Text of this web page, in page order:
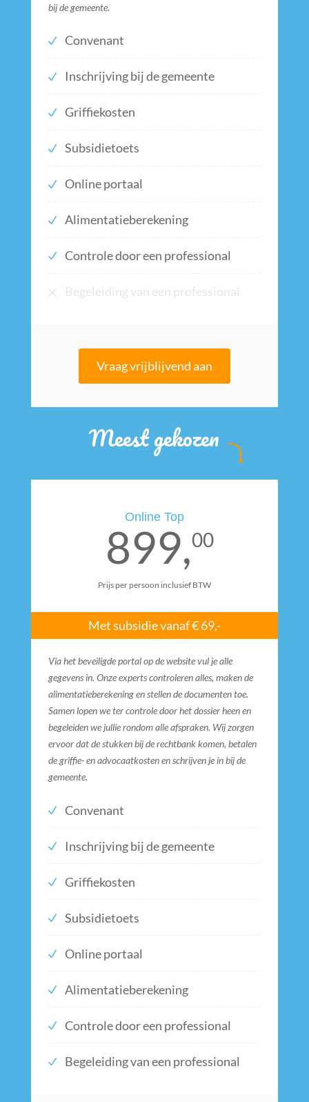
bij de gemeente.
Convenant
Inschrijving bij de gemeente
Griffiekosten
Subsidietoets
Online portaal
Alimentatieberekening
Controle door een professional
Begeleiding van een professional
Vraag vrijblijvend aan
Meest gekozen
Online Top
899,00
Prijs per persoon inclusief BTW
Met subsidie vanaf € 69,-
Via het beveiligde portal op de website vul je alle
gegevens in. Onze experts controleren alles, maken de
alimentatieberekening en stellen de documenten toe.
Samen lopen we ter controle door het dossier heen en
begeleiden we jullie rondom alle afspraken. Wij zorgen
ervoor dat de stukken bij de rechtbank komen, betalen
de griffie- en advocaatkosten en schrijven je in bij de
gemeente.
Convenant
Inschrijving bij de gemeente
Griffiekosten
Subsidietoets
Online portaal
Alimentatieberekening
Controle door een professional
Begeleiding van een professional